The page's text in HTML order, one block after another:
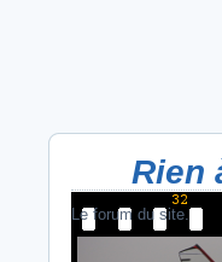
Rien
Le forum du site.